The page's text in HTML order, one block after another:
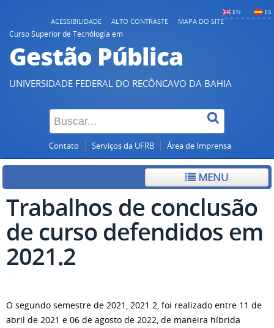
EN ES
ACESSIBILIDADE ALTO CONTRASTE
MAPA DO SITE
Curso Superior de Tecnólogia em
Gestão Pública
UNIVERSIDADE FEDERAL DO RECÔNCAVO DA BAHIA
Contato Serviços da UFRB Área de Imprensa
MENU
Trabalhos de conclusão
de curso defendidos em
2021.2
O segundo semestre de 2021, 2021.2, foi realizado entre 11 de
abril de 2021 e 06 de agosto de 2022, de maneira híbrida